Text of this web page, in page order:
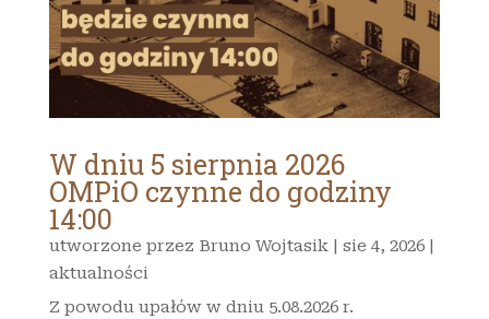
W dniu 5 sierpnia 2026
OMPiO czynne do godziny
14:00
utworzone przez Bruno Wojtasik| sie 4, 2026|
aktualności
Z powodu upałów w dniu 5.08.2026 r.